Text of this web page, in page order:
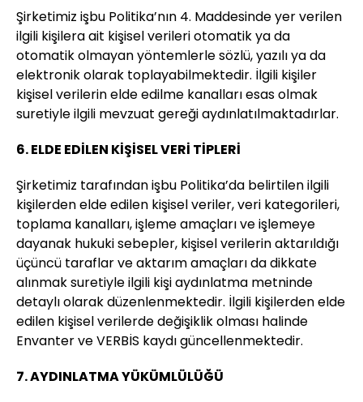
Şirketimiz işbu Politika’nın 4. Maddesinde yer verilen
ilgili kişilera ait kişisel verileri otomatik ya da
otomatik olmayan yöntemlerle sözlü, yazılı ya da
elektronik olarak toplayabilmektedir. İlgili kişiler
kişisel verilerin elde edilme kanalları esas olmak
suretiyle ilgili mevzuat gereği aydınlatılmaktadırlar.
6. ELDE EDİLEN KİŞİSEL VERİ TİPLERİ
Şirketimiz tarafından işbu Politika’da belirtilen ilgili
kişilerden elde edilen kişisel veriler, veri kategorileri,
toplama kanalları, işleme amaçları ve işlemeye
dayanak hukuki sebepler, kişisel verilerin aktarıldığı
üçüncü taraflar ve aktarım amaçları da dikkate
alınmak suretiyle ilgili kişi aydınlatma metninde
detaylı olarak düzenlenmektedir. İlgili kişilerden elde
edilen kişisel verilerde değişiklik olması halinde
Envanter ve VERBİS kaydı güncellenmektedir.
7. AYDINLATMA YÜKÜMLÜLÜĞÜ